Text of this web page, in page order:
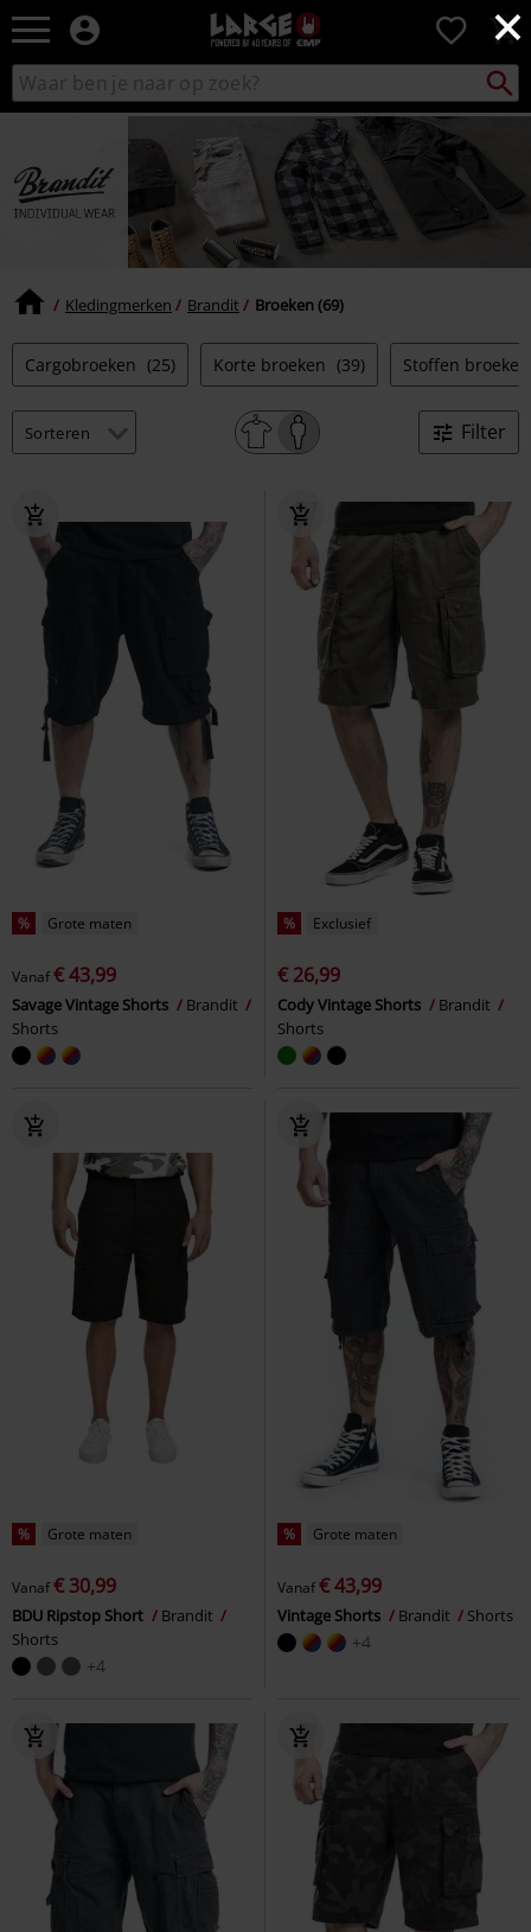
×
Large
–
Muziek-,
en
gaming-
merch
alternatieve
kleding
0
Zoek
in
zoeken
Kledingmerken Brandit Broeken (69)
Cargobroeken (25) Korte broeken (39) Stoffen
Filter
% Grote maten
Vanaf€ 43,99
Savage Vintage Shorts
Brandit
Shorts
% Exclusief
€ 26,99
Cody Vintage Shorts
Brandit
Shorts
% Grote maten
Vanaf€ 30,99
BDU Ripstop Short
Brandit
Shorts
+4
% Grote maten
Vanaf€ 43,99
Vintage Shorts Brandit Shorts
+4